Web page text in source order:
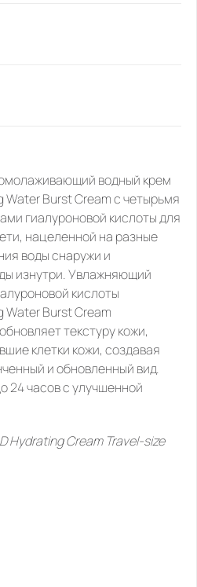
водный крем
Water Burst Cream с четырьмя
гиалуроновой кислоты для
нацеленной на разные
воды снаружи и
изнутри. Увлажняющий
кислоты
Water Burst Cream
текстуру кожи,
клетки кожи, создавая
и обновленный вид.
24 часов с улучшенной
Hydrating Cream Travel-size